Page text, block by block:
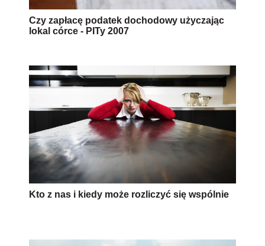
Czy zapłacę podatek dochodowy użyczając
lokal córce - PITy 2007
Kto z nas i kiedy może rozliczyć się wspólnie